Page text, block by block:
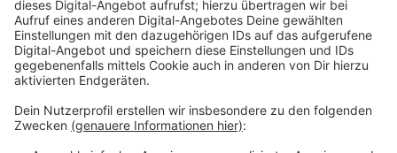
Veröffentlicht:Mittwoch, 10.12.2025 06:07
Anzeige